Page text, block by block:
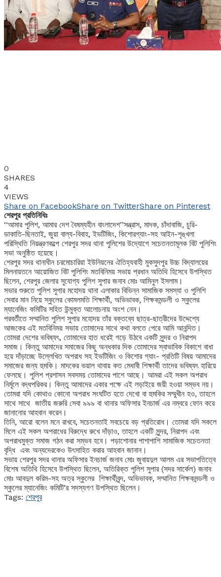
0
SHARES
4
VIEWS
Share on FacebookShare on TwitterShare on Pinterest
শেরপুর প্রতিনিধিঃ
‘‘আমার পুলিশ, আমার দেশ বৈষম্যহীন বাংলাদেশ’’সন্ত্রাস, মাদক, চাঁদাবাজি, চুরি-
ডাকাতি-ছিনতাই, জুয়া বাল্য-বিবাহ, ইভটিজিং, কিশোরগ্যাং-সহ আইন-শৃঙ্খলা
পরিস্থিতি নিয়ন্ত্রণকল্পে শেরপুর সদর থানা পুলিশের উদ্যোগে সচেতনতামূলক বিট পুলিশিং
সভা অনুষ্ঠিত হয়েছে।
শেরপুর সদর থানাধীন চরমোচারিয়া ইউনিয়নের ঐতিহ্যবাহী মুকসুদপুর উচ্চ বিদ্যালয়ের
মিলনায়তনে আয়োজিত বিট পুলিশিং মতবিনিময় সভায় প্রধান অতিথি হিসেবে উপস্থিত
ছিলেন, শেরপুর জেলার সুযোগ্য পুলিশ সুপার জনাব মোঃ আমিনুল ইসলাম।
সভার শুরুতে পুলিশ সুপার মহোদয় থানা এলাকার বিভিন্ন সামাজিক সমস্যা ও পুলিশি
সেবার মান নিয়ে স্কুলের কোমলমতি শিক্ষার্থী, অভিভাবক, শিক্ষকমন্ডলী ও স্কুলের
ম্যানেজিং কমিটির সহিত উন্মুক্ত আলোচনায় অংশ নেন।
পরবর্তীতে সম্মানিত পুলিশ সুপার মহোদয় তাঁর বক্তব্যে ছাত্র-ছাত্রীদের উদ্দেশ্যে
আজকের এই মতবিনিময় সভায় তোমাদের সাথে কথা বলতে পেরে আমি আনন্দিত।
তোমরা দেশের ভবিষ্যৎ, তোমাদের হাত ধরেই গড়ে উঠবে একটি সুন্দর ও নিরাপদ
সমাজ। কিন্তু আমাদের সমাজের কিছু অন্ধকার দিক তোমাদের স্বাভাবিক বিকাশে বাধা
হয়ে দাঁড়াচ্ছে উল্লেখিত অপরাধ সহ ইভটিজিং ও কিশোর গ্যাং- প্রতিটি বিষয় আমাদের
সমাজের জন্য হুমকি। মাদকের ভয়াল থাবায় কত মেধাবী শিক্ষার্থী তাদের ভবিষ্যৎ হারিয়ে
ফেলছে। পুলিশ প্রশাসন সবসময় তোমাদের পাশে আছে। আমরা এই সকল অপরাধ
নির্মূলে বদ্ধপরিকর। কিন্তু আমাদের একার পক্ষে এই লড়াইয়ে জয়ী হওয়া সম্ভব নয়।
তোমরা যদি কোথাও কোনো অপরাধ সংঘটিত হতে দেখো বা হুমকির সম্মুখীন হও, তাহলে
সাথে সাথে জাতীয় জরুরি সেবা ৯৯৯ বা থানার অফিসার ইনচার্জ এর নম্বরে ফোন করে
জানানোর আহবান করেন।
তিনি, আরো বলেন মনে রাখবে, সচেতনতাই সবচেয়ে বড় প্রতিরোধ। তোমরা যদি সকলে
মিলে এই সকল অপরাধের বিরুদ্ধে রুখে দাঁড়াও, তাহলে একটি সুন্দর, নিরাপদ এবং
অপরাধমুক্ত সমাজ গঠন করা সম্ভব হবে। পড়াশোনার পাশাপাশি সামাজিক সচেতনতা
বৃদ্ধি এবং অন্যদেরকেও উৎসাহিত করার আহবান জানান।
সভায় শেরপুর সদর থানার অফিসার ইনচার্জ জনাব মোঃ জুবায়দুল আলম এর সভাপতিত্বে
বিশেষ অতিথি হিসেবে উপস্থিত ছিলেন, অতিরিক্ত পুলিশ সুপার (সদর সার্কেল) জনাব
মোঃ আবদুল করিম-সহ অত্র স্কুলের শিক্ষার্থীবৃন্দ, অভিভাবক, সম্মানিত শিক্ষকমন্ডলী ও
স্কুলের ম্যানেজিং কমিটি’র সদস্যগণ উপস্থিত ছিলেন।
Tags: শেরপুর